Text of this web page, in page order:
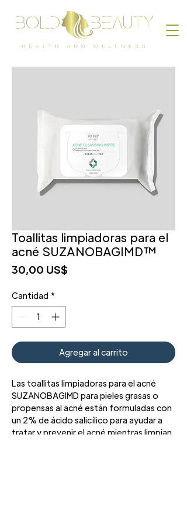
Toallitas limpiadoras para el
acné SUZANOBAGIMD™
30,00 US$
Cantidad *
Agregar al carrito
Las toallitas limpiadoras para el acné
SUZANOBAGIMD para pieles grasas o
propensas al acné están formuladas con
un 2% de ácido salicílico para ayudar a
tratar y prevenir el acné mientras limpian